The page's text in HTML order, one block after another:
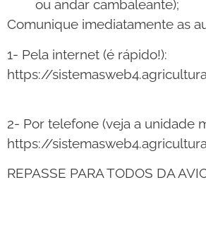
ou andar cambaleante);
Comunique imediatamente as
1- Pela internet (é rápido!):
https://
2- Por telefone (veja a unidade
https://
REPASSE PARA TODOS DA